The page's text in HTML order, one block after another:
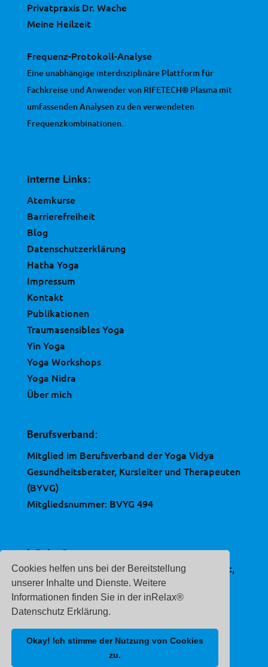
Cookies helfen uns bei der Bereitstellung
unserer Inhalte und Dienste. Weitere
Informationen finden Sie in der inRelax®
Datenschutz Erklärung.
Okay! Ich stimme der Nutzung von Cookies
zu.
Privatpraxis Dr. Wache
Meine Heilzeit
Frequenz-Protokoll-Analyse
Eine unabhängige interdisziplinäre Plattform für
Fachkreise und Anwender von RIFETECH® Plasma mit
umfassenden Analysen zu den verwendeten
Frequenzkombinationen.
interne Links:
Atemkurse
Barrierefreiheit
Blog
Datenschutzerklärung
Hatha Yoga
Impressum
Kontakt
Publikationen
Traumasensibles Yoga
Yin Yoga
Yoga Workshops
Yoga Nidra
Über mich
Berufsverband:
Mitglied im Berufsverband der Yoga Vidya
Gesundheitsberater, Kursleiter und Therapeuten
(BYVG)
Mitgliedsnummer: BVYG 494
inRelax®
ist eine, im Deutschen Patent- und Markenamt,
eingetragene Marke.
Registernummer:
30 2020 212 507